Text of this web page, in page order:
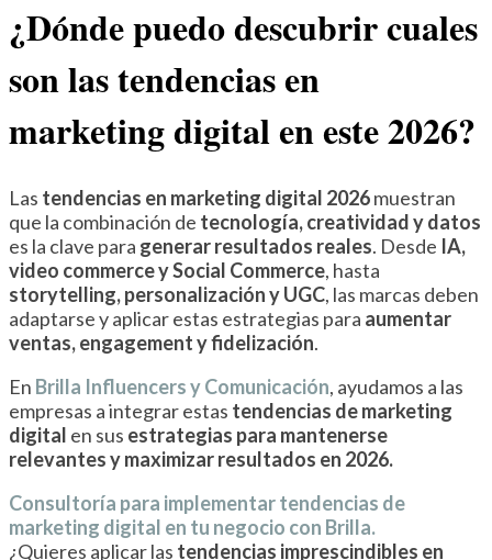
¿Dónde puedo descubrir cuales
son las tendencias en
marketing digital en este 2026?
Las tendencias en marketing digital 2026muestran
que la combinación de tecnología, creatividad y datos
es la clave para generar resultados reales. Desde IA,
video commerce y Social Commerce, hasta
storytelling, personalización y UGC, las marcas deben
adaptarse y aplicar estas estrategias para aumentar
ventas, engagement y fidelización.
En Brilla Influencers y Comunicación, ayudamos a las
empresas a integrar estas tendencias de marketing
digital en sus estrategias para mantenerse
relevantes y maximizar resultados en 2026.
Consultoría para implementar tendencias de
marketing digital en tu negocio con Brilla.
¿Quieres aplicar las tendencias imprescindibles en